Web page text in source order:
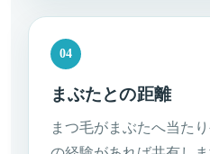
04
まぶたとの距離
まつ毛がまぶたへ当た